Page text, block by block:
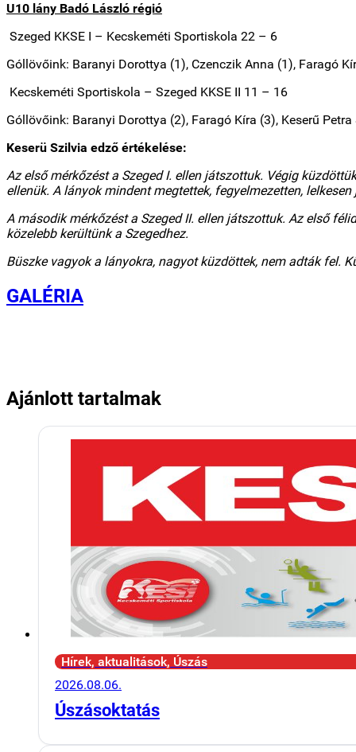
U10 lány Badó László régió
Szeged KKSE I – Kecskeméti Sportiskola 22 – 6
Góllövőink: Baranyi Dorottya (1), Czenczik Anna (1), Faragó
Kecskeméti Sportiskola – Szeged KKSE II 11 – 16
Góllövőink: Baranyi Dorottya (2), Faragó Kíra (3), Keserű
Keserü Szilvia edző értékelése:
Az első mérkőzést a Szeged I. ellen játszottuk. Végig
ellenük. A lányok mindent megtettek, fegyelmezetten,
A második mérkőzést a Szeged II. ellen játszottuk. Az első
közelebb kerültünk a Szegedhez.
Büszke vagyok a lányokra, nagyot küzdöttek, nem adták fel.
GALÉRIA
Ajánlott tartalmak
Hírek, aktualitások, Úszás
2026.08.06.
Úszásoktatás